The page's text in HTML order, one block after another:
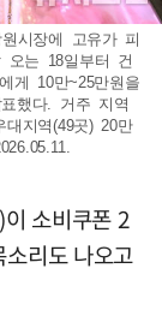
시장에 고유가 피
오는 18일부터 건
게 10만~25만원을
했다. 거주 지역
지역(49곳) 20만
소비쿠폰 2
리도 나오고